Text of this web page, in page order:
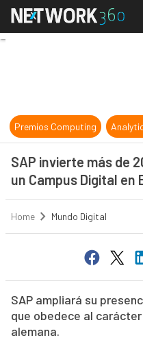
Premios Computing
SAP invierte más de
un Campus Digital en
Home Mundo Digital
SAP ampliará su
que obedece al
alemana.